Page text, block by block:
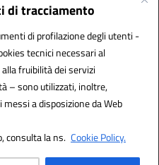
di tracciamento
di profilazione degli utenti -
tecnici necessari al
fruibilità dei servizi
– sono utilizzati, inoltre,
a disposizione da Web
consulta la ns. Cookie Policy.
(IPA): istsc_naee21900t
3D Solution S.r.l.
by Designers Italia